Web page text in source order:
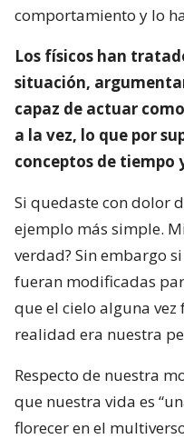
comportamiento y lo
Los físicos han
situación,
capaz de actuar
a la vez, lo que por
conceptos de tiempo
Si quedaste con dolor
ejemplo más simple.
verdad? Sin embargo
fueran modificadas
que el cielo alguna vez
realidad era nuestra
Respecto de nuestra
que nuestra vida es
florecer en el